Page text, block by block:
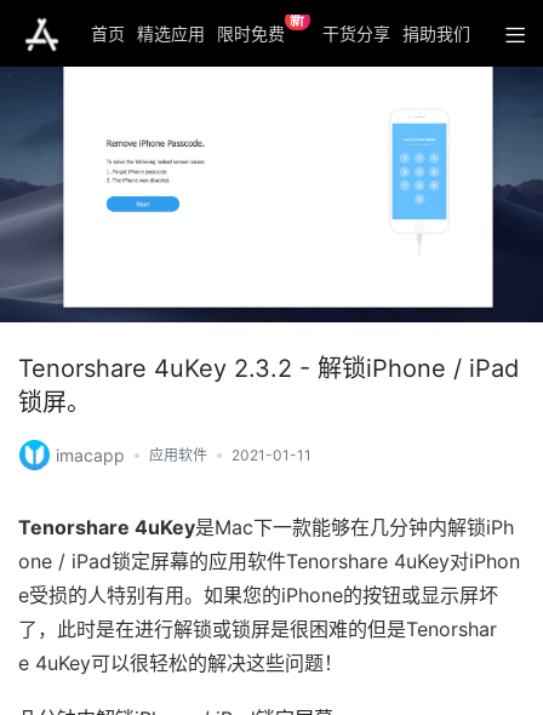
首页 精选应用 限时免费
新
干货分享 捐助我们
Tenorshare 4uKey 2.3.2 - 解锁iPhone / iPad
锁屏。
imacapp 应用软件 2021-01-11
Tenorshare 4uKey是Mac下一款能够在几分钟内解锁iPh
one / iPad锁定屏幕的应用软件Tenorshare 4uKey对iPhon
e受损的人特别有用。如果您的iPhone的按钮或显示屏坏
了，此时是在进行解锁或锁屏是很困难的但是Tenorshar
e 4uKey可以很轻松的解决这些问题！